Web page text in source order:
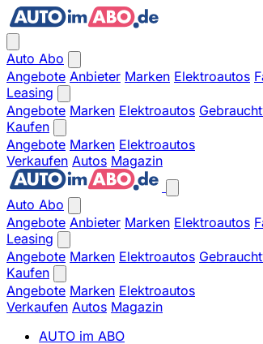
Auto Abo
Angebote Anbieter Marken Elektroautos
Leasing
Angebote Marken Elektroautos
Kaufen
Angebote Marken Elektroautos
Verkaufen Autos Magazin
Auto Abo
Angebote Anbieter Marken Elektroautos
Leasing
Angebote Marken Elektroautos
Kaufen
Angebote Marken Elektroautos
Verkaufen Autos Magazin
AUTO im ABO